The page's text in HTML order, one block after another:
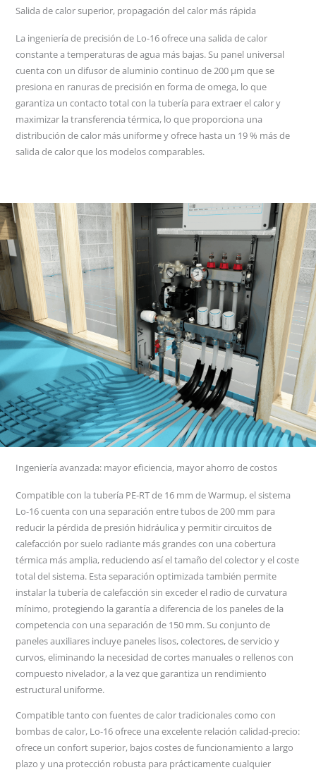
Salida de calor superior, propagación del calor más rápida
La ingeniería de precisión de Lo-16 ofrece una salida de calor
constante a temperaturas de agua más bajas. Su panel universal
cuenta con un difusor de aluminio continuo de 200 μm que se
presiona en ranuras de precisión en forma de omega, lo que
garantiza un contacto total con la tubería para extraer el calor y
maximizar la transferencia térmica, lo que proporciona una
distribución de calor más uniforme y ofrece hasta un 19 % más de
salida de calor que los modelos comparables.
Ingeniería avanzada: mayor eficiencia, mayor ahorro de costos
Compatible con la tubería PE-RT de 16 mm de Warmup, el sistema
Lo-16 cuenta con una separación entre tubos de 200 mm para
reducir la pérdida de presión hidráulica y permitir circuitos de
calefacción por suelo radiante más grandes con una cobertura
térmica más amplia, reduciendo así el tamaño del colector y el coste
total del sistema. Esta separación optimizada también permite
instalar la tubería de calefacción sin exceder el radio de curvatura
mínimo, protegiendo la garantía a diferencia de los paneles de la
competencia con una separación de 150 mm. Su conjunto de
paneles auxiliares incluye paneles lisos, colectores, de servicio y
curvos, eliminando la necesidad de cortes manuales o rellenos con
compuesto nivelador, a la vez que garantiza un rendimiento
estructural uniforme.
Compatible tanto con fuentes de calor tradicionales como con
bombas de calor, Lo-16 ofrece una excelente relación calidad-precio:
ofrece un confort superior, bajos costes de funcionamiento a largo
plazo y una protección robusta para prácticamente cualquier